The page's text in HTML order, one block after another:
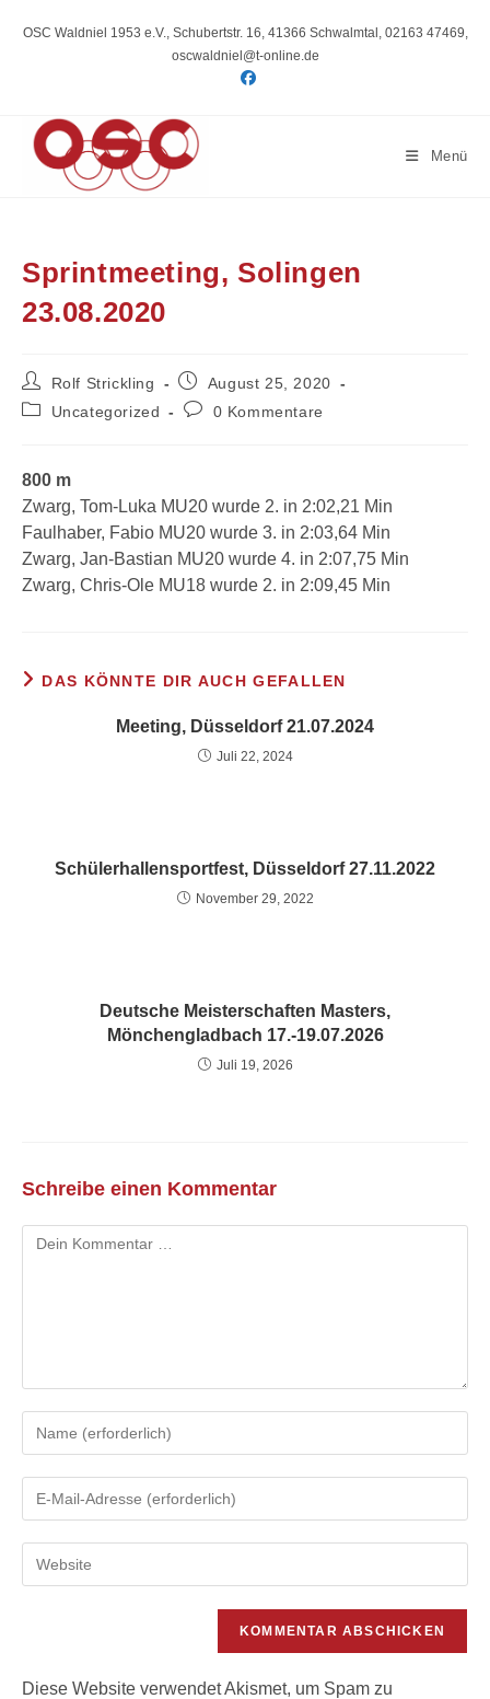
InhaltOSC Waldniel 1953 e.V., Schubertstr. 16, 41366 Schwalmtal, 02163 47469,
oscwaldniel@t-online.de
Menü
Sprintmeeting, Solingen
23.08.2020
Beitrags-
Autor:
Rolf Strickling
Beitrag
veröffentlicht:
August 25, 2020
Beitrags-Uncategorized
Beitrags-
0 Kommentare
800 m
Zwarg, Tom-Luka MU20 wurde 2. in 2:02,21 Min
Faulhaber, Fabio MU20 wurde 3. in 2:03,64 Min
Zwarg, Jan-Bastian MU20 wurde 4. in 2:07,75 Min
Zwarg, Chris-Ole MU18 wurde 2. in 2:09,45 Min
DAS KÖNNTE DIR AUCH GEFALLEN
Meeting, Düsseldorf 21.07.2024
Juli 22, 2024
Schülerhallensportfest, Düsseldorf 27.11.2022
November 29, 2022
Deutsche Meisterschaften Masters,
Mönchengladbach 17.-19.07.2026
Juli 19, 2026
Schreibe einen Kommentar
Kommentar
deinen
oder
Kommentieren
ein
deine
Mail-
deine
Diese Website verwendet Akismet, um Spam zu